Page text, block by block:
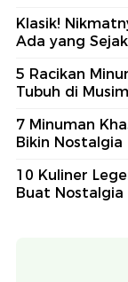
Klasik!
Ada yang
5 Racikan
Tubuh di
7 Minuman
Bikin Nostalgia
10 Kuliner
Buat Nostalgia